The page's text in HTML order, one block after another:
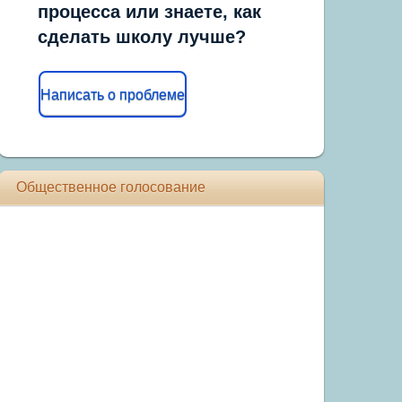
процесса или знаете, как
сделать школу лучше?
Написать о проблеме
Общественное голосование